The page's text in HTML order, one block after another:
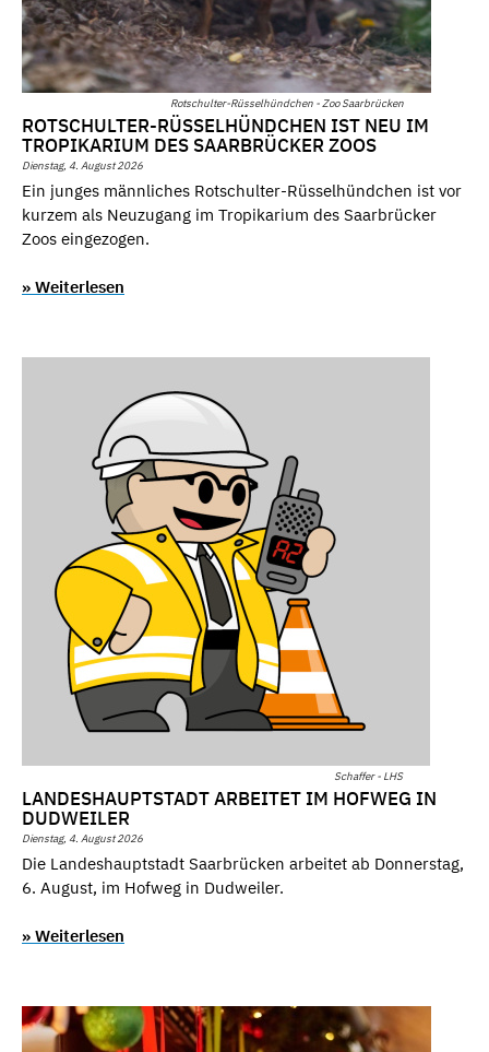
Rotschulter-Rüsselhündchen - Zoo Saarbrücken
ROTSCHULTER-RÜSSELHÜNDCHEN IST NEU IM
TROPIKARIUM DES SAARBRÜCKER ZOOS
Dienstag, 4. August 2026
Ein junges männliches Rotschulter-Rüsselhündchen ist vor
kurzem als Neuzugang im Tropikarium des Saarbrücker
Zoos eingezogen.
» Weiterlesen
Schaffer - LHS
LANDESHAUPTSTADT ARBEITET IM HOFWEG IN
DUDWEILER
Dienstag, 4. August 2026
Die Landeshauptstadt Saarbrücken arbeitet ab Donnerstag,
6. August, im Hofweg in Dudweiler.
» Weiterlesen